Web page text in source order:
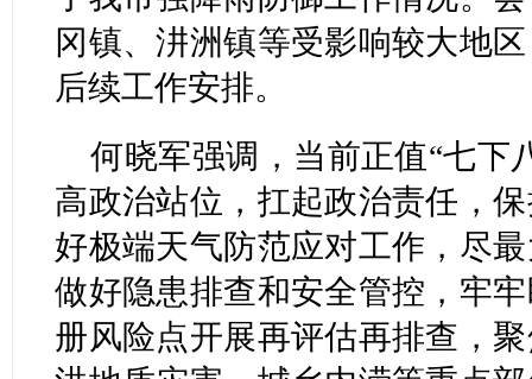
冈镇、汫洲镇等受影响较大地
后续工作安排。
何晓军强调，当前正值“七下
高政治站位，扛起政治责任，
好极端天气防范应对工作，尽
做好隐患排查和安全管控，牢
册风险点开展再评估再排查，